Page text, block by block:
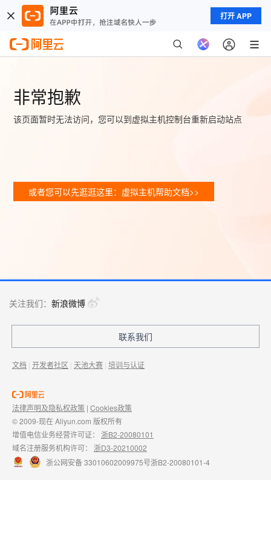
打开 APP
非常抱歉
该页面暂时无法访问，您可以到虚拟主机控制台重新启动站点
或者您可以先逛逛这里：虚拟主机帮助文档>>